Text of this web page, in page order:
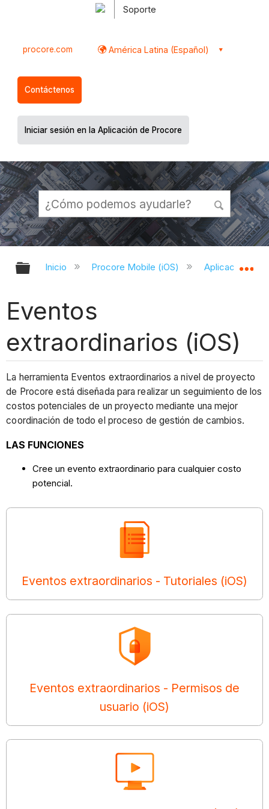
Soporte
procore.com América Latina (Español)
Contáctenos
Iniciar sesión en la Aplicación de Procore
Expandir/contraer jerarquía global
Inicio Procore Mobile (iOS) Aplicación iOS
Eventos
extraordinarios (iOS)
La herramienta Eventos extraordinarios a nivel de proyecto
de Procore está diseñada para realizar un seguimiento de los
costos potenciales de un proyecto mediante una mejor
coordinación de todo el proceso de gestión de cambios.
LAS FUNCIONES
Cree un evento extraordinario para cualquier costo
potencial.
Eventos extraordinarios - Tutoriales (iOS)
Eventos extraordinarios - Permisos de
usuario (iOS)